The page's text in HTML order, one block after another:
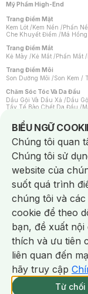
Mỹ Phẩm High-End
Trang Điểm Mặt
Kem Lót /Kem Nền /Phấn
Che Khuyết Điểm /Má Hồng
Trang Điểm Mắt
Kẻ Mày /Kẻ Mắt /Phấn Mắt /
Trang Điểm Môi
Son Dưỡng Môi /Son Kem /
Chăm Sóc Tóc Và Da Đầu
Dầu Gội Và Dầu Xả /Dầu
Tẩy Tế Bào Chết Da Đầu /
Máy Sấy Tóc
Lược
Kem Tẩy Lông/Dụng Cụ
Nước Hoa
Nước Hoa Nam
Nước Hoa Vùng Kín
Chăm Sóc Cá Nhân
Chống Muỗi
Khẩu Trang
Sản Phẩm Chăm Sóc Khác/
Hỗ Trợ Trắng Răng / Kem
Tăm / Chỉ Nha Khoa /Xịt
Khăn Ướt Vệ Sinh Vùng Kín
Máy Cạo Râu
Vấn Đề Về Da
Da Dầu / Lỗ Chân Lông To
Da Nhạy Cảm / Kích Ứng/
Quầng Thâm & Bọng Mắt/
Dụng Cụ / Phụ Kiện Chăm
/Khăn Lau
BIỂU NGỮ
Notice about
Chúng tôi quan
Chúng tôi sử
website của
suốt quá trình
chúng tôi và
cookie để theo
bạn, đề xuất
thích và ưu tiên
liên quan đến
hãy truy cập
Từ chối